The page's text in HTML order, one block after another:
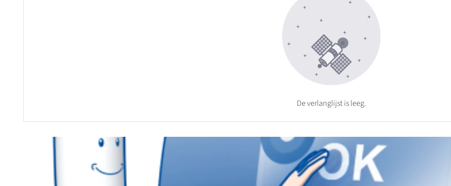
De verlanglijst is leeg.